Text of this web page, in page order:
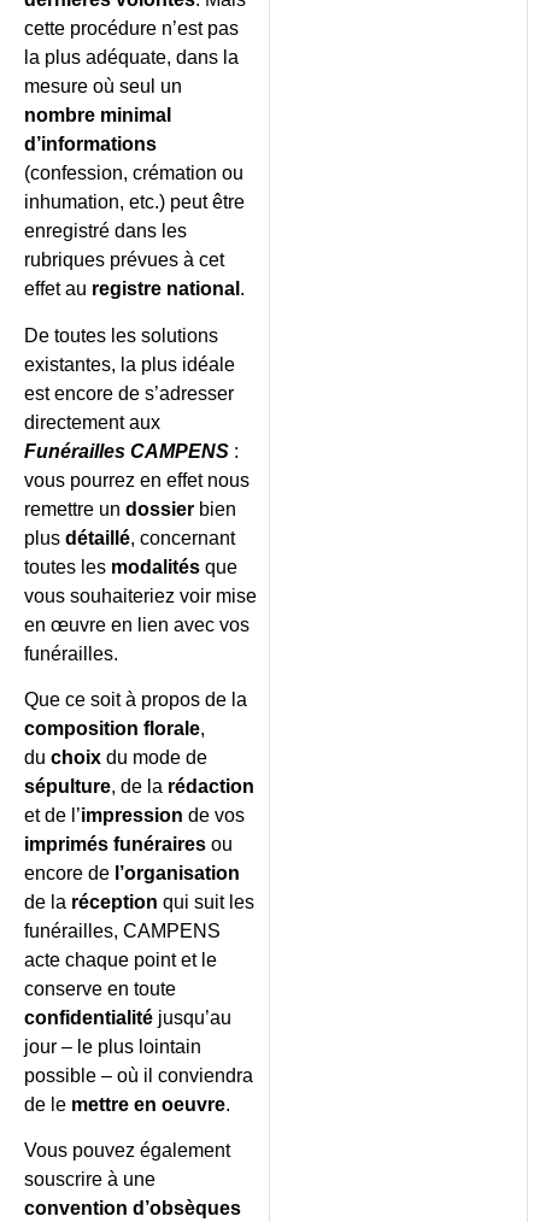
cette procédure n’est pas
la plus adéquate, dans la
mesure où seul un
nombre minimal
d’informations
(confession, crémation ou
inhumation, etc.) peut être
enregistré dans les
rubriques prévues à cet
effet au registre national .
De toutes les solutions
existantes, la plus idéale
est encore de s’adresser
directement aux
Funérailles CAMPENS :
vous pourrez en effet nous
remettre un dossier bien
plus détaillé, concernant
toutes les modalités que
vous souhaiteriez voir mise
en œuvre en lien avec vos
funérailles.
Que ce soit à propos de la
composition florale,
du choix du mode de
sépulture, de la rédaction
et de l’impression de vos
imprimés funéraires ou
encore de l’organisation
de la réception qui suit les
funérailles, CAMPENS
acte chaque point et le
conserve en toute
confidentialité jusqu’au
jour – le plus lointain
possible – où il conviendra
de le mettre en oeuvre.
Vous pouvez également
souscrire à une
convention d’obsèques